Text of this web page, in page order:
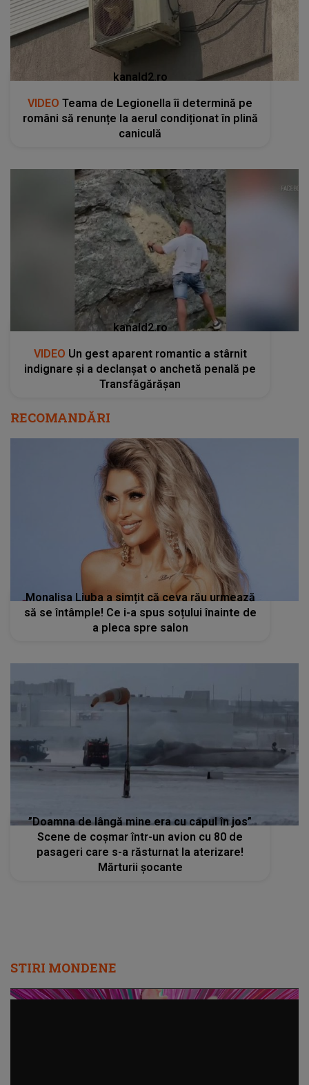
kanald2.ro
VIDEO Teama de Legionella îi determină pe
români să renunțe la aerul condiționat în plină
caniculă
kanald2.ro
VIDEO Un gest aparent romantic a stârnit
indignare și a declanșat o anchetă penală pe
Transfăgărășan
RECOMANDĂRI
Monalisa Liuba a simțit că ceva rău urmează
să se întâmple! Ce i-a spus soțului înainte de
a pleca spre salon
”Doamna de lângă mine era cu capul în jos”
Scene de coșmar într-un avion cu 80 de
pasageri care s-a răsturnat la aterizare!
Mărturii șocante
STIRI MONDENE